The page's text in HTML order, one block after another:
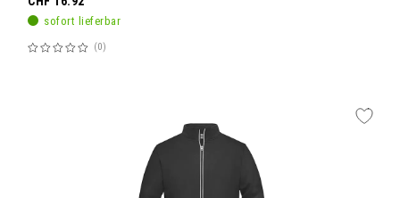
sofort lieferbar
Bewertung:
0